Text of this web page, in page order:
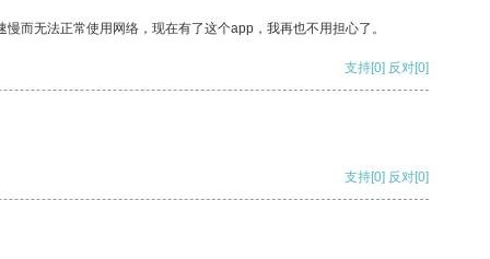
而无法正常使用网络，现在有了这个app，我再也不用担心了。
支持[0] 反对[0]
支持[0] 反对[0]